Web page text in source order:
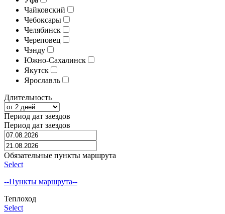
Чайковский
Чебоксары
Челябинск
Череповец
Чэнду
Южно-Сахалинск
Якутск
Ярославль
Длительность
Период дат заездов
Период дат заездов
Обязательные пункты маршрута
Select
--Пункты маршрута--
Теплоход
Select